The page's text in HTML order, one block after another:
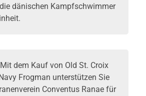
dänischen Kampfschwimmer
Mit dem Kauf von Old St. Croix
Frogman unterstützen Sie
Conventus Ranae für